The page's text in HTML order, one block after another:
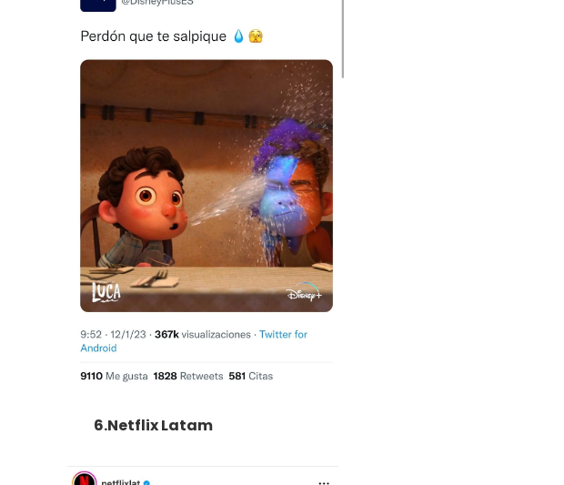
6.Netflix Latam